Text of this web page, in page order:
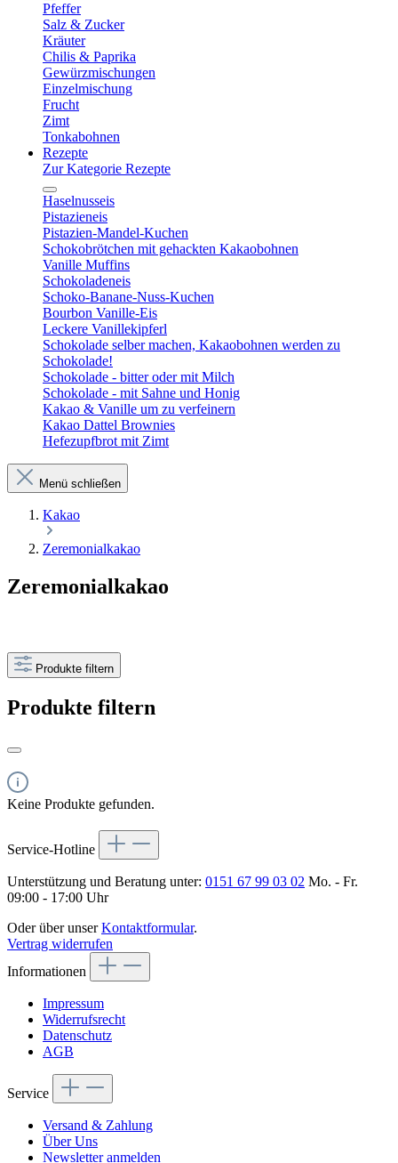
Pfeffer
Salz & Zucker
Kräuter
Chilis & Paprika
Gewürzmischungen
Einzelmischung
Frucht
Zimt
Tonkabohnen
Rezepte
Zur Kategorie Rezepte
Haselnusseis
Pistazieneis
Pistazien-Mandel-Kuchen
Schokobrötchen mit gehackten Kakaobohnen
Vanille Muffins
Schokoladeneis
Schoko-Banane-Nuss-Kuchen
Bourbon Vanille-Eis
Leckere Vanillekipferl
Schokolade selber machen, Kakaobohnen werden zu
Schokolade!
Schokolade - bitter oder mit Milch
Schokolade - mit Sahne und Honig
Kakao & Vanille um zu verfeinern
Kakao Dattel Brownies
Hefezupfbrot mit Zimt
Menü schließen
Kakao
Zeremonialkakao
Zeremonialkakao
Produkte filtern
Produkte filtern
Keine Produkte gefunden.
Service-Hotline
Unterstützung und Beratung unter: 0151 67 99 03 02 Mo. - Fr.
09:00 - 17:00 Uhr
Oder über unserKontaktformular.
Vertrag widerrufen
Informationen
Impressum
Widerrufsrecht
Datenschutz
AGB
Service
Versand & Zahlung
Über Uns
Newsletter anmelden